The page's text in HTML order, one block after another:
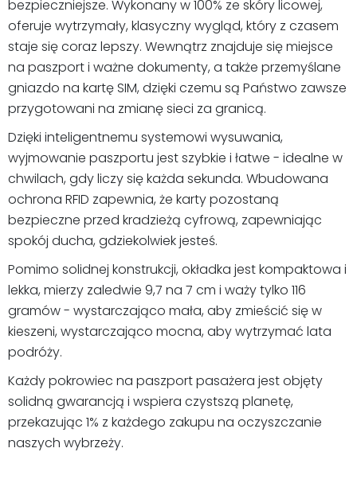
bezpieczniejsze. Wykonany w 100% ze skóry licowej,
oferuje wytrzymały, klasyczny wygląd, który z czasem
staje się coraz lepszy. Wewnątrz znajduje się miejsce
na paszport i ważne dokumenty, a także przemyślane
gniazdo na kartę SIM, dzięki czemu są Państwo zawsze
przygotowani na zmianę sieci za granicą.
Dzięki inteligentnemu systemowi wysuwania,
wyjmowanie paszportu jest szybkie i łatwe - idealne w
chwilach, gdy liczy się każda sekunda. Wbudowana
ochrona RFID zapewnia, że karty pozostaną
bezpieczne przed kradzieżą cyfrową, zapewniając
spokój ducha, gdziekolwiek jesteś.
Pomimo solidnej konstrukcji, okładka jest kompaktowa i
lekka, mierzy zaledwie 9,7 na 7 cm i waży tylko 116
gramów - wystarczająco mała, aby zmieścić się w
kieszeni, wystarczająco mocna, aby wytrzymać lata
podróży.
Każdy pokrowiec na paszport pasażera jest objęty
solidną gwarancją i wspiera czystszą planetę,
przekazując 1% z każdego zakupu na oczyszczanie
naszych wybrzeży.